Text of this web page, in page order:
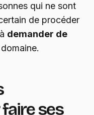
qui ne sont
de procéder
demander de
ses